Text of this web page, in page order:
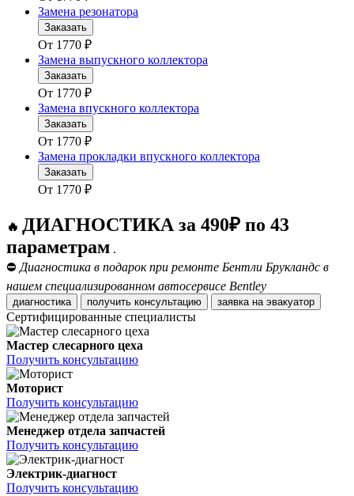
Замена резонатора
Заказать
От 1770 ₽
Замена выпускного коллектора
Заказать
От 1770 ₽
Замена впускного коллектора
Заказать
От 1770 ₽
Замена прокладки впускного коллектора
Заказать
От 1770 ₽
🔥 ДИАГНОСТИКА за 490₽ по 43
параметрам .
⛔ Диагностика в подарок при ремонте Бентли Брукландс в
нашем специализированном автосервисе Bentley
диагностика получить консультацию заявка на эвакуатор
Сертифицированные специалисты
Мастер слесарного цеха
Получить консультацию
Моторист
Получить консультацию
Менеджер отдела запчастей
Получить консультацию
Электрик-диагност
Получить консультацию